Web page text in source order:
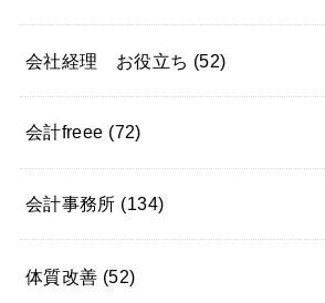
会社経理 お役立ち (52)
会計freee (72)
会計事務所 (134)
体質改善 (52)